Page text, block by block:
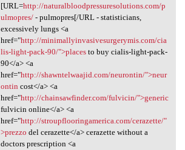
[URL=http://naturalbloodpressuresolutions.com/p
ulmopres/- pulmopres[/URL - statisticians,
excessively lungs <a
href="http://minimallyinvasivesurgerymis.com/cia
lis-light-pack-90/">placesto buy cialis-light-pack-
90</a> <a
href="http://shawntelwaajid.com/neurontin/">neur
ontin cost</a> <a
href="http://chainsawfinder.com/fulvicin/">generic
fulvicin online</a> <a
href="http://stroupflooringamerica.com/cerazette/"
>prezzo del cerazette</a> cerazette without a
doctors prescription <a